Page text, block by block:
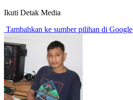
Ikuti Detak Media
Tambahkan ke sumber pilihan di Google